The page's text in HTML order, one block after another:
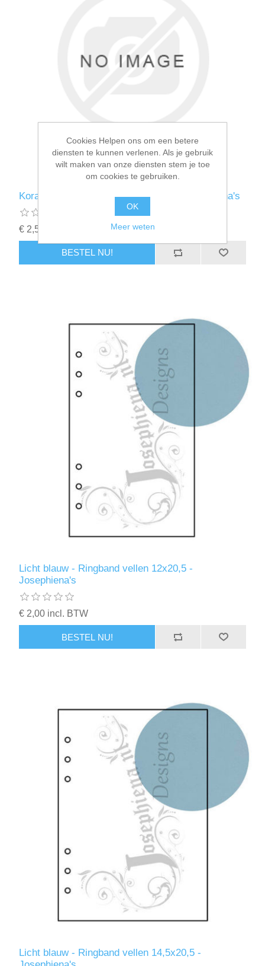
Koraal - Ringband vellen 14,5x20,5 - Josephiena's
€ 2,50 incl. BTW
BESTEL NU!
Licht blauw - Ringband vellen 12x20,5 -
Josephiena's
€ 2,00 incl. BTW
BESTEL NU!
Licht blauw - Ringband vellen 14,5x20,5 -
Cookies Helpen ons om een betere
diensten te kunnen verlenen. Als je gebruik
wilt maken van onze diensten stem je toe
om cookies te gebruiken.
OK
Meer weten